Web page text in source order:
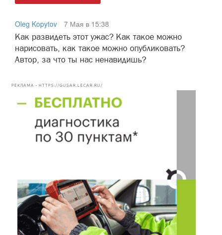
Oleg Kopytov
7 Мая в 15:38
Как развидеть этот ужас? Как такое можно
нарисовать, как такое можно опубликовать?
Автор, за что ты нас ненавидишь?
РЕКЛАМА • HTTPS://GUSAR.LECAR.RU/